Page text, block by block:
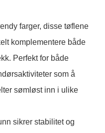
farger, disse tøflene
komplementere både
Perfekt for både
som å
sømløst inn i ulike
sikrer stabilitet og